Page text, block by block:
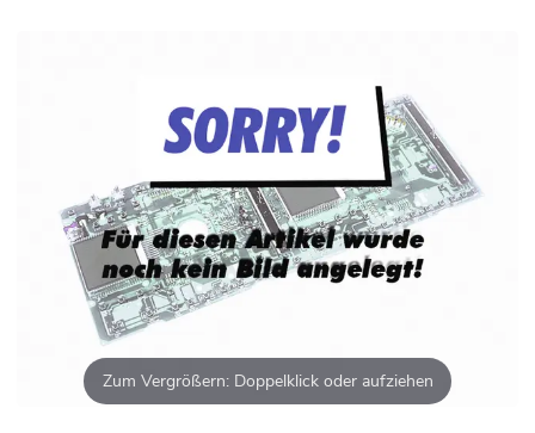
Zum Vergrößern: Doppelklick oder aufziehen